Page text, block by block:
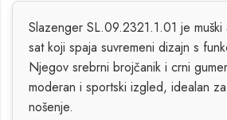
Slazenger SL.09.2321.1.01 je muški
sat koji spaja suvremeni dizajn s
Njegov srebrni brojčanik i crni
moderan i sportski izgled, idealan
nošenje.